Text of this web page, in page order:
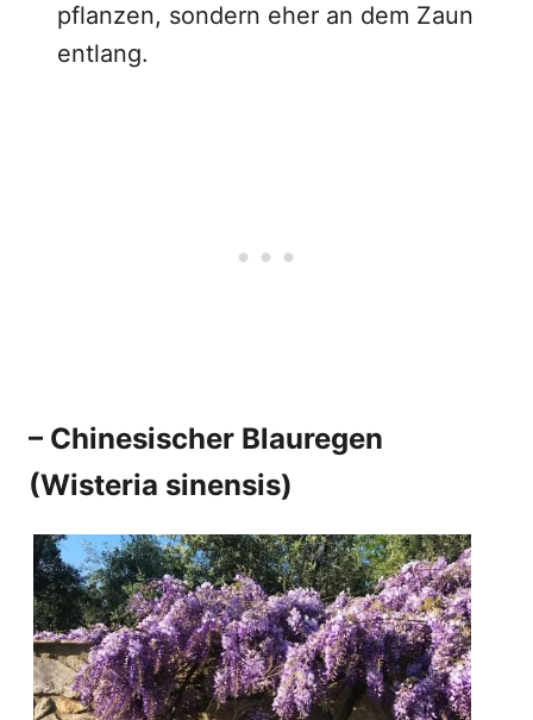
pflanzen, sondern eher an dem Zaun
entlang.
– Chinesischer Blauregen
(Wisteria sinensis)